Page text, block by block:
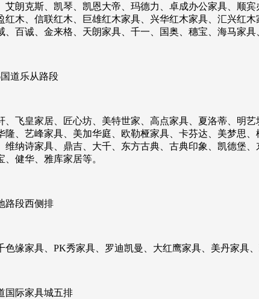
艾朗克斯、凯琴、凯恩大帝、玛德力、卓成办公家具、顺
红木、信联红木、巨雄红木家具、兴华红木家具、汇兴红
百诚、金来格、天朗家具、千一、国奥、穗宝、海马家
道乐从路段
、飞皇家居、匠心坊、美特世家、高点家具、夏洛蒂、明
、艺峰家具、美加华庭、欧勒桠家具、卡芬达、美梦思
维纳诗家具、鼎吉、大千、东方古典、古典印象、凯德堡
健华、雅库家居等。
路段西侧排
缘家具、PK秀家具、罗迪凯曼、大红鹰家具、美丹家具
国际家具城五排